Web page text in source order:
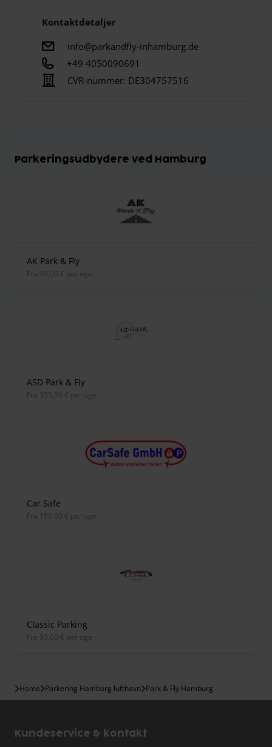
Kontaktdetaljer
info@parkandfly-inhamburg.de
+49 4050090691
CVR-nummer: DE304757516
Parkeringsudbydere ved Hamburg
AK Park & Fly
fra 99,00 € per uge
ASD Park & Fly
fra 355,00 € per uge
Car Safe
fra 150,00 € per uge
Classic Parking
fra 93,00 € per uge
Home Parkering Hamborg lufthavn Park & Fly Hamburg
Kundeservice & kontakt